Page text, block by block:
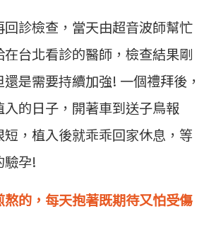
診檢查，當天由超音波師幫忙
台北看診的醫師，檢查結果剛
是需要持續加強! 一個禮拜後，
的日子，開著車到送子鳥報
，植入後就乖乖回家休息，等
驗孕!
的，每天抱著既期待又怕受傷